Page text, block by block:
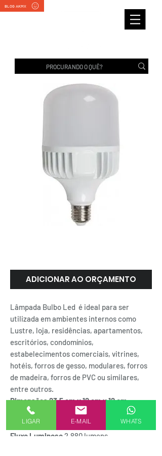
BLOG AKMX
ADICIONAR AO ORÇAMENTO
Lâmpada Bulbo Led é ideal para ser
utilizada em ambientes internos como
Lustre, loja, residências, apartamentos,
escritórios, condomínios,
estabelecimentos comerciais, vitrines,
hotéis, forros de gesso, modulares, forros
de madeira, forros de PVC ou similares,
entre outros.
Dimensões 23.5 cm x 12 cm x 12 cm
Bivolt
Durabilidade
30.000h
Fluxo Luminoso2.880 lumens
LIGAR E-MAIL WHATS